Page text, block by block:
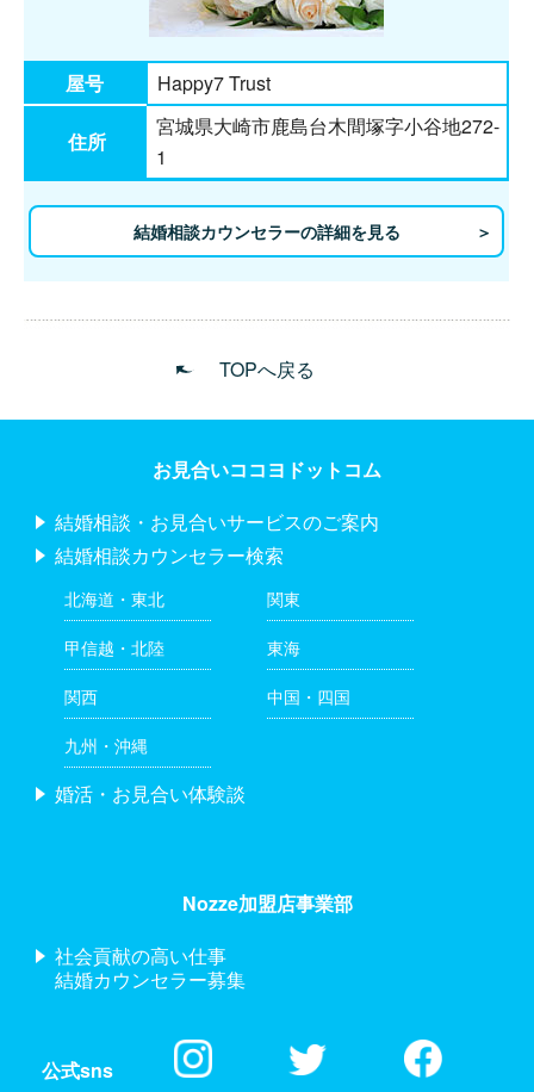
屋号 Happy7 Trust
住所
宮城県大崎市鹿島台木間塚字小谷地272-
1
結婚相談カウンセラーの詳細を見る
TOPへ戻る
お見合いココヨドットコム
結婚相談・お見合いサービスのご案内
結婚相談カウンセラー検索
北海道・東北 関東
甲信越・北陸 東海
関西 中国・四国
九州・沖縄
婚活・お見合い体験談
Nozze加盟店事業部
社会貢献の高い仕事
結婚カウンセラー募集
公式sns